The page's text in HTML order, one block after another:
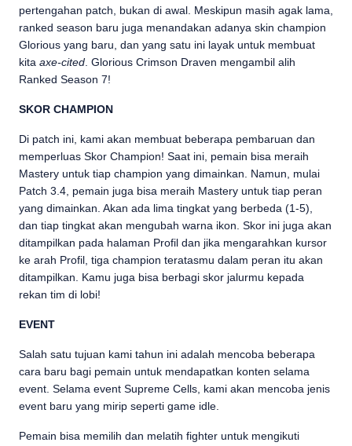
pertengahan patch, bukan di awal. Meskipun masih agak lama,
ranked season baru juga menandakan adanya skin champion
Glorious yang baru, dan yang satu ini layak untuk membuat
kita axe-cited . Glorious Crimson Draven mengambil alih
Ranked Season 7!
SKOR CHAMPION
Di patch ini, kami akan membuat beberapa pembaruan dan
memperluas Skor Champion! Saat ini, pemain bisa meraih
Mastery untuk tiap champion yang dimainkan. Namun, mulai
Patch 3.4, pemain juga bisa meraih Mastery untuk tiap peran
yang dimainkan. Akan ada lima tingkat yang berbeda (1-5),
dan tiap tingkat akan mengubah warna ikon. Skor ini juga akan
ditampilkan pada halaman Profil dan jika mengarahkan kursor
ke arah Profil, tiga champion teratasmu dalam peran itu akan
ditampilkan. Kamu juga bisa berbagi skor jalurmu kepada
rekan tim di lobi!
EVENT
Salah satu tujuan kami tahun ini adalah mencoba beberapa
cara baru bagi pemain untuk mendapatkan konten selama
event. Selama event Supreme Cells, kami akan mencoba jenis
event baru yang mirip seperti game idle.
Pemain bisa memilih dan melatih fighter untuk mengikuti